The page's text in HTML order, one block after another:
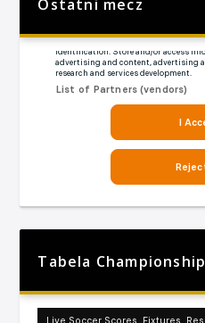
Ostatni mecz
Tabela Championship